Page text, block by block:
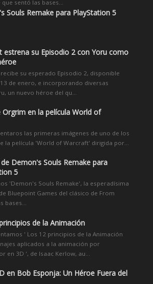
Souls Remake para PlayStation 5
sentó las bases...
estrena su Episodio 2 con Yoru como
su esperado Episodio 2, disponible
de enero, e incorporando diversas
un nuevo héroe del qu...
en la película World of
las primeras imágenes de uno de los
la película 'World of Warcraft' dirigida por...
Demon's Souls Remake para
5
'Demon's Souls Remake', la esperadísima
Bluepoint Games del clásico de From
bases...
de la Animación
' Los 12 principios de la Animación
aplicados a la animación por
en 3D ', de Isaac Kerlow, au...
en Bob Esponja: Un Héroe Fuera del